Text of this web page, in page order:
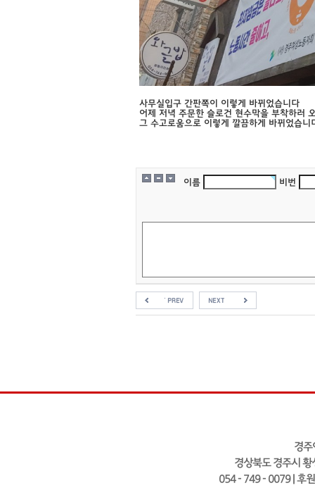
사무실입구 간판쪽이 이렇게 바뀌었습니다
어제 저녁 주문한 슬로건 현수막을 부착하러
그 수고로움으로 이렇게 깔끔하게 바뀌었습니
이름 비번
경주
경상북도 경주시
054 - 749 - 0079 | 후